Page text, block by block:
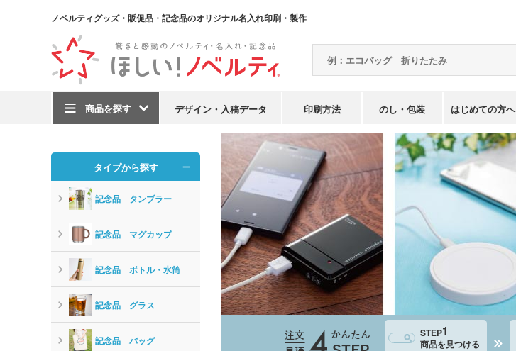
ノベルティグッズ・販促品・記念品のオリジナル名入れ印刷・製作
商品を探す デザイン・入稿データ 印刷方法 のし・包装 はじめての方へ
TOP 記念品 記念品 モバイルバッテリー・充電器
STEP1
商品を見つける
タイプから探す
記念品 タンブラー
記念品 マグカップ
記念品 ボトル・水筒
記念品 グラス
記念品 バッグ